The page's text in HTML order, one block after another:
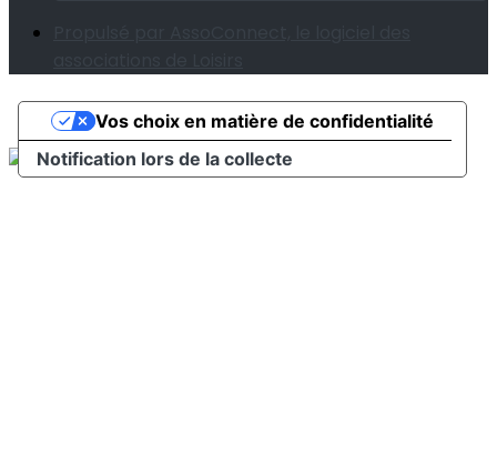
Notification lors de la collecte
Vos choix en matière de confidentialité